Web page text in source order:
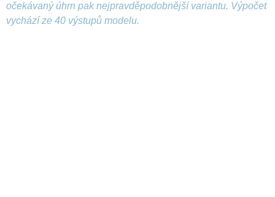
očekávaný úhrn pak nejpravděpodobnější variantu. Výpočet
vychází ze 40 výstupů modelu.